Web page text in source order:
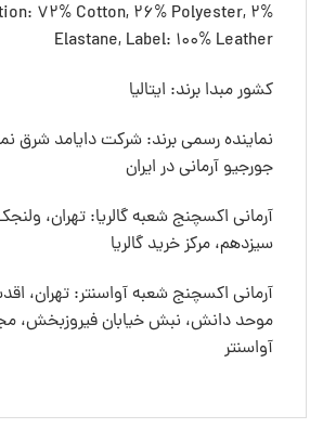
72% Cotton, 26% Polyester, 2%
Elastane, Label: 100% Leather
کشور مبدا برند: ایتالیا
نماینده رسمی برند: شرکت دایامد شرق
جورجیو آرمانی در ایران
آرمانی اکسچنج شعبه گالریا: تهران،
سیزدهم، مرکز خرید گالریا
آرمانی اکسچنج شعبه آواسنتر: تهران،
موحد دانش، نبش خیابان فیروزبخش،
آواسنتر